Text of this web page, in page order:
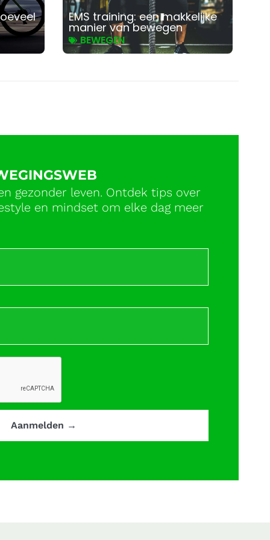
EMS training: een makkelijke
manier van bewegen
BEWEGEN
gezonder leven. Ontdek tips over
en mindset om elke dag meer